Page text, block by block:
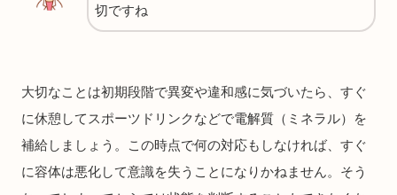
切ですね
大切なことは初期段階で異変や違和感に気づいたら、すぐ
に休憩してスポーツドリンクなどで電解質（ミネラル）を
補給しましょう。この時点で何の対応もしなければ、すぐ
に容体は悪化して意識を失うことになりかねません。そう